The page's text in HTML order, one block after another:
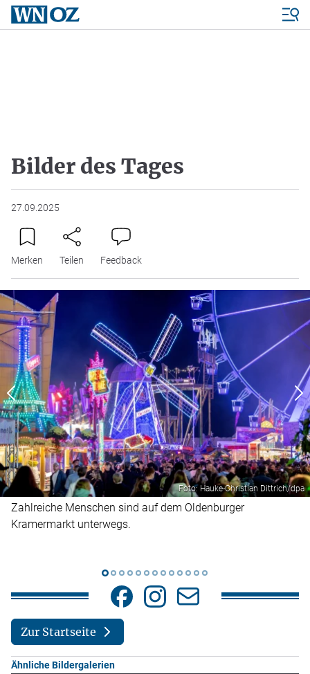
Bilder des Tages
27.09.2025
Merken Teilen Feedback
Foto: Hauke-Christian Dittrich/dpa
Zahlreiche Menschen sind auf dem Oldenburger
Kramermarkt unterwegs.
Zur Startseite
Ähnliche Bildergalerien